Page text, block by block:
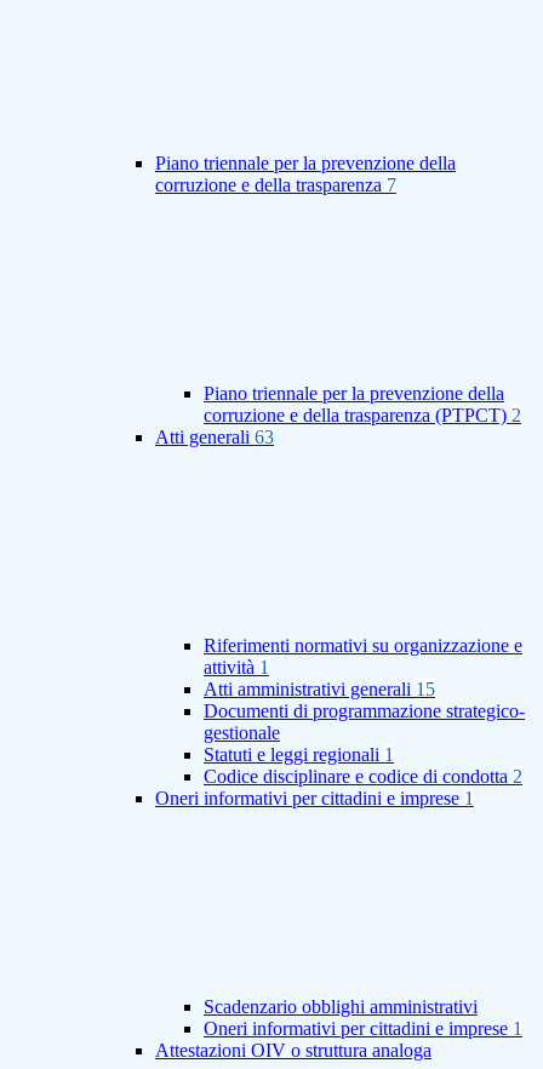
Piano triennale per la prevenzione della
corruzione e della trasparenza 7
Piano triennale per la prevenzione della
corruzione e della trasparenza (PTPCT) 2
Atti generali 63
Riferimenti normativi su organizzazione e
attività 1
Atti amministrativi generali 15
Documenti di programmazione strategico-
gestionale
Statuti e leggi regionali 1
Codice disciplinare e codice di condotta 2
Oneri informativi per cittadini e imprese 1
Scadenzario obblighi amministrativi
Oneri informativi per cittadini e imprese 1
Attestazioni OIV o struttura analoga